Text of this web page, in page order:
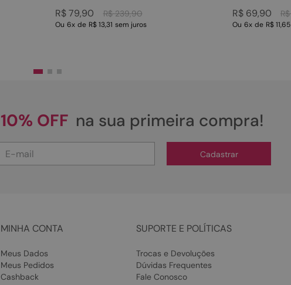
R$ 239,90
R$ 79,90
Ou 6x de R$ 13,31 sem juros
R$
R$ 69,90
Ou 6x de R$ 11,65
10% OFF na sua primeira compra!
Cadastrar
MINHA CONTA
Meus Dados
Meus Pedidos
Cashback
SUPORTE E POLÍTICAS
Trocas e Devoluções
Dúvidas Frequentes
Fale Conosco